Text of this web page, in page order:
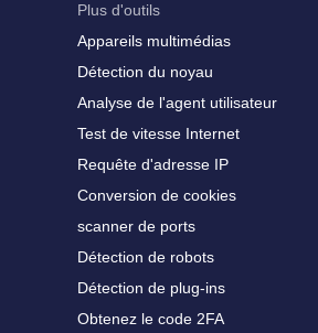
Plus d'outils
Appareils multimédias
Détection du noyau
Analyse de l'agent utilisateur
Test de vitesse Internet
Requête d'adresse IP
Conversion de cookies
scanner de ports
Détection de robots
Détection de plug-ins
Obtenez le code 2FA